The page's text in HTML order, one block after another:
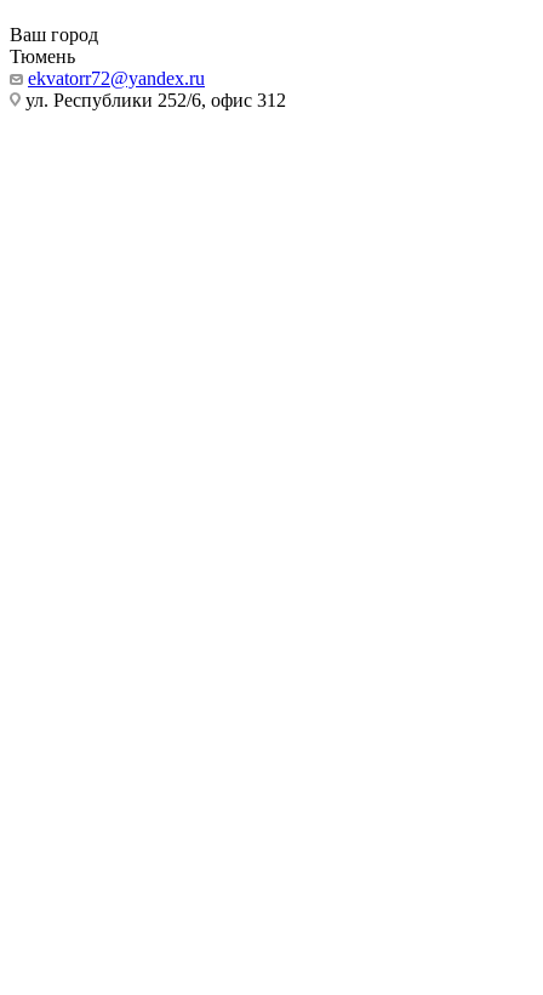
Ваш город
Тюмень
ekvatorr72@yandex.ru
ул. Республики 252/6, офис 312